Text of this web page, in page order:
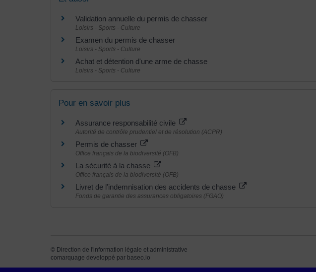
Validation annuelle du permis de chasser
Loisirs - Sports - Culture
Examen du permis de chasser
Loisirs - Sports - Culture
Achat et détention d'une arme de chasse
Loisirs - Sports - Culture
Pour en savoir plus
Assurance responsabilité civile
Autorité de contrôle prudentiel et de résolution (ACPR)
Permis de chasser
Office français de la biodiversité (OFB)
La sécurité à la chasse
Office français de la biodiversité (OFB)
Livret de l'indemnisation des accidents de chasse
Fonds de garantie des assurances obligatoires (FGAO)
© Direction de l'information légale et administrative
comarquage developpé par baseo.io